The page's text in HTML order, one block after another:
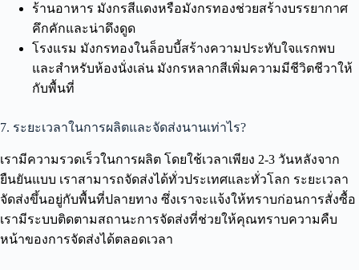
ร้านอาหาร มังกรสีแดงหรือมังกรทองช่วยสร้างบรรยากาศ
คึกคักและน่าดึงดูด
โรงแรม มังกรทองในล็อบบี้สร้างความประทับใจแรกพบ
และสำหรับห้องนั่งเล่น มังกรหลากสีเพิ่มความมีชีวิตชีวาให้
กับพื้นที่
7. ระยะเวลาในการผลิตและจัดส่งนานเท่าไร?
เรามีความรวดเร็วในการผลิต โดยใช้เวลาเพียง 2-3 วันหลังจาก
ยืนยันแบบ เราสามารถจัดส่งได้ทั่วประเทศและทั่วโลก ระยะเวลา
จัดส่งขึ้นอยู่กับพื้นที่ปลายทาง ซึ่งเราจะแจ้งให้ทราบก่อนการสั่งซื้อ
เรามีระบบติดตามสถานะการจัดส่งที่ช่วยให้คุณทราบความคืบ
หน้าของการจัดส่งได้ตลอดเวลา